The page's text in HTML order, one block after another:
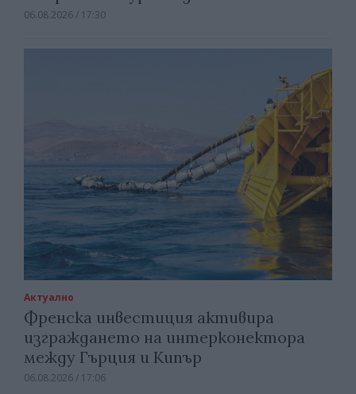
06.08.2026 / 17:30
Актуално
Френска инвестиция активира
изграждането на интерконектора
между Гърция и Кипър
06.08.2026 / 17:06